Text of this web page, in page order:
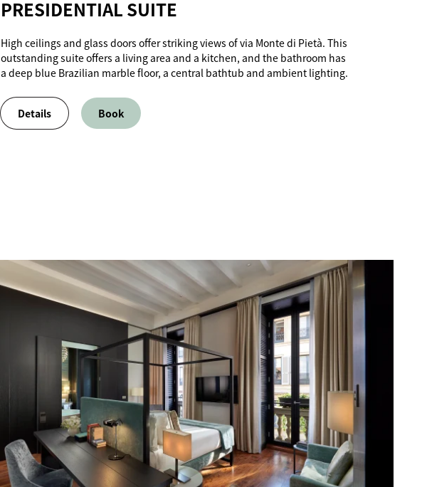
PRESIDENTIAL SUITE
High ceilings and glass doors offer striking views of via Monte di Pietà. This
outstanding suite offers a living area and a kitchen, and the bathroom has
a deep blue Brazilian marble floor, a central bathtub and ambient lighting.
Details Book